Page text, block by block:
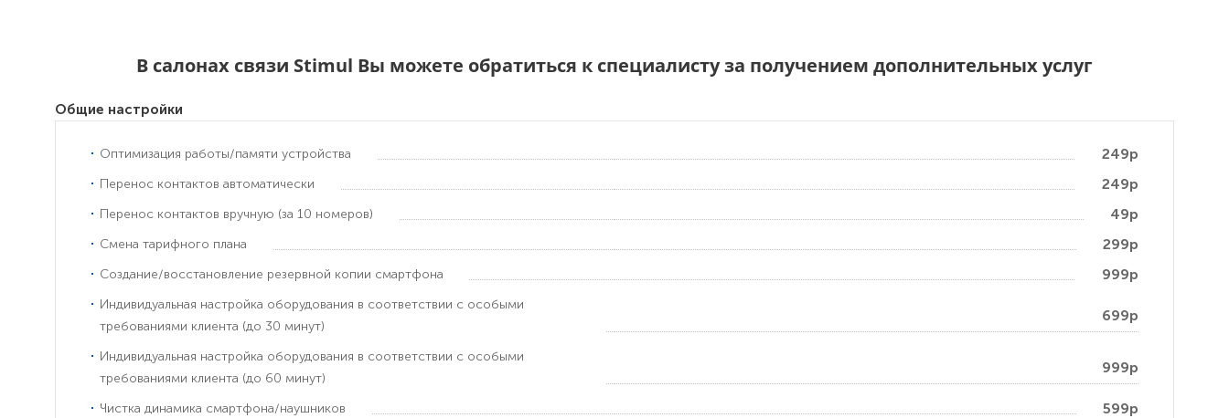
В салонах связи Stimul Вы можете обратиться к специалисту за получением дополнительных услуг
Общие настройки
Оптимизация работы/памяти устройства 249р
Перенос контактов автоматически 249р
Перенос контактов вручную (за 10 номеров) 49р
Смена тарифного плана 299р
Создание/восстановление резервной копии смартфона 999р
Индивидуальная настройка оборудования в соответствии с особыми
требованиями клиента (до 30 минут)
699р
Индивидуальная настройка оборудования в соответствии с особыми
требованиями клиента (до 60 минут)
999р
Чистка динамика смартфона/наушников 599р